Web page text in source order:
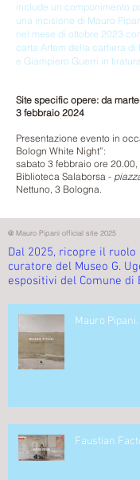
include un componimento
una incisione di Mauro
nel mese di ottobre 2023
carta Artem della cartiera di
e Giampiero Guerri in
Site specific opere: da
3 febbraio 2024
Presentazione evento in
Bologn White Night”:
sabato 3 febbraio ore
Biblioteca Salaborsa -
Nettuno, 3 Bologna.
@ Mauro Pipani official site 2025
Dal 2025, ricopre il
curatore del Museo G.
espositivi del Comune di
Mauro
Faustian